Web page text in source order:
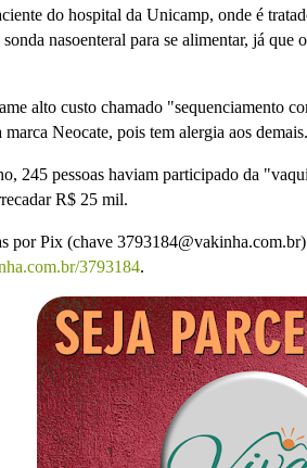
do hospital da Unicamp, onde é
nasoenteral para se alimentar, já
alto custo chamado "sequenciamento
marca Neocate, pois tem alergia aos
245 pessoas haviam participado da
R$ 25 mil.
por Pix (chave
3793184.